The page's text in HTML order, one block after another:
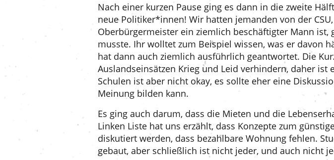
Nach einer kurzen Pause ging es dann in die zweite
neue Politiker*innen! Wir hatten jemanden von der
Oberbürgermeister ein ziemlich beschäftigter Mann
musste. Ihr wolltet zum Beispiel wissen, was er davon
hat dann auch ziemlich ausführlich geantwortet. Die
Auslandseinsätzen Krieg und Leid verhindern, daher
Schulen ist aber nicht okay, es sollte eher eine
Meinung bilden kann.
Es ging auch darum, dass die Mieten und die
Linken Liste hat uns erzählt, dass Konzepte zum
diskutiert werden, dass bezahlbare Wohnung fehlen.
gebaut, aber schließlich ist nicht jeder, und auch nicht